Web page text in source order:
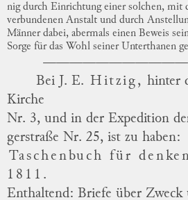
nigdurch Einrichtung einer solchen, mit
verbundenen Anstalt und durch
Männer dabei, abermals einen Beweis
Sorge für das Wohl seiner Unterthanen
Bei J. E. Hitzig, hinter
Kirche
Nr. 3, und in der Expedition
gerstraße Nr. 25, ist zu haben:
Taschenbuch für
1811.
Enthaltend: Briefe über